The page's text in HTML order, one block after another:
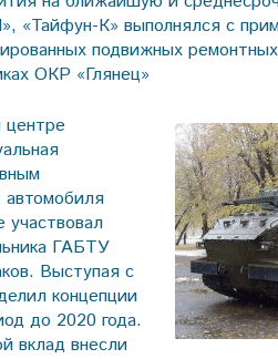
К» выполнялся с
подвижных
ОКР «Глянец»
центре
автомобиля
участвовал
ГАБТУ
Выступая с
концепции
до 2020 года.
вклад внесли